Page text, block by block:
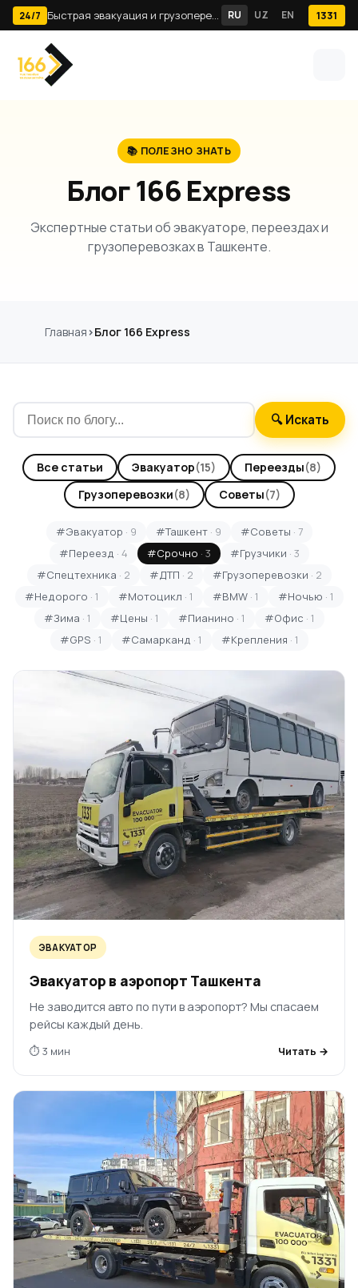
24/7 Быстрая эвакуация и грузоперевозки по Ташкенту · 24/7 RU UZ EN 1331
📚 ПОЛЕЗНО ЗНАТЬ
Блог 166 Express
Экспертные статьи об эвакуаторе, переездах и
грузоперевозках в Ташкенте.
Главная Блог 166 Express
🔍 Искать
Все статьи Эвакуатор(15) Переезды(8)
Грузоперевозки(8) Советы(7)
#Эвакуатор · 9 #Ташкент · 9 #Советы · 7
#Переезд · 4 #Срочно · 3 #Грузчики · 3
#Спецтехника · 2 #ДТП · 2 #Грузоперевозки · 2
#Недорого · 1 #Мотоцикл · 1 #BMW · 1 #Ночью · 1
#Зима · 1 #Цены · 1 #Пианино · 1 #Офис · 1
#GPS · 1 #Самарканд · 1 #Крепления · 1
ЭВАКУАТОР
Эвакуатор в аэропорт Ташкента
Не заводится авто по пути в аэропорт? Мы спасаем
рейсы каждый день.
⏱ 3 мин Читать →